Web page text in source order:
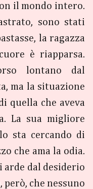
il mondo intero.
sono stati
la ragazza
è riapparsa.
lontano dal
ma la situazione
quella che aveva
La sua migliore
sta cercando di
che ama la odia.
dal desiderio
però, che nessuno